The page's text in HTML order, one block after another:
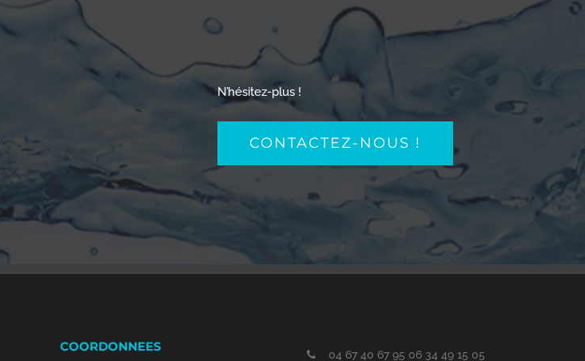
N’hésitez-plus !
CONTACTEZ-NOUS !
COORDONNEES
04 67 40 67 95 06 34 49 15 05